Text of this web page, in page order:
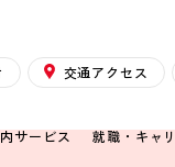
交通アクセス
サービス 就職・キャ